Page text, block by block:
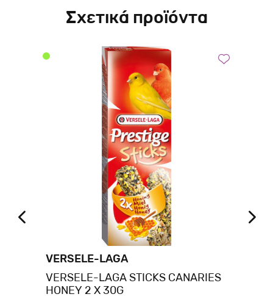
Σχετικά προϊόντα
VERSELE-LAGA
VERSELE-LAGA STICKS CANARIES
HONEY 2 X 30G